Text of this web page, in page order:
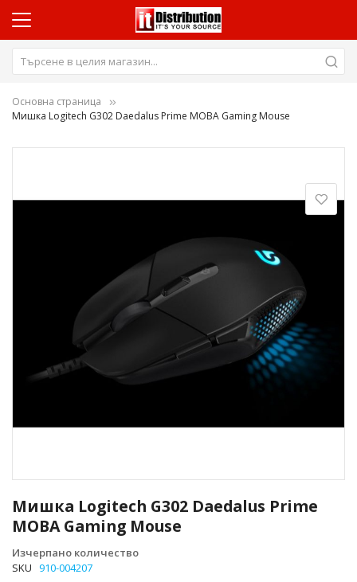
Основна страница
Мишка Logitech G302 Daedalus Prime MOBA Gaming Mouse
Мишка Logitech G302 Daedalus Prime
MOBA Gaming Mouse
Изчерпано количество
SKU 910-004207
на
към
началото
на
галерия
със